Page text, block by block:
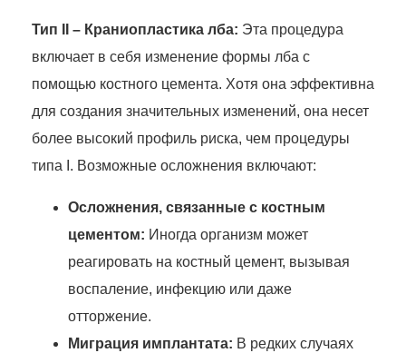
Тип II – Краниопластика лба: Эта процедура
включает в себя изменение формы лба с
помощью костного цемента. Хотя она эффективна
для создания значительных изменений, она несет
более высокий профиль риска, чем процедуры
типа I. Возможные осложнения включают:
Осложнения, связанные с костным
цементом: Иногда организм может
реагировать на костный цемент, вызывая
воспаление, инфекцию или даже
отторжение.
Миграция имплантата: В редких случаях